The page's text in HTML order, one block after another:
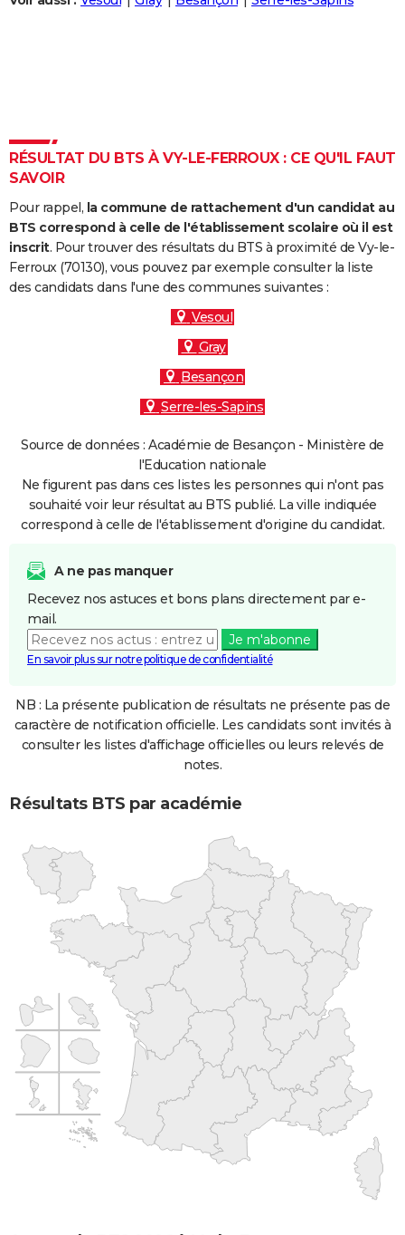
Carte de Noël
Carte Bonne année
Carte Saint-Valentin
Carte Pâques
Carte d'anniversaire
Dictionnaire
Biographies
Citations
Expressions
Proverbes
PROGRAMME TV
COPAINS D'AVANT
S'inscrire
Se connecter
Lycées
Collèges
Primaires
Universités
Entreprises
Service militaire
Avis de recherche
AVIS DE DÉCÈS
RÉSULTAT DU BTS À VY-LE-FERROUX : CE QU'IL FAUT
SAVOIR
Pour rappel, la commune de rattachement d'un candidat au
BTS correspond à celle de l'établissement scolaire où il est
inscrit. Pour trouver des résultats du BTS à proximité de Vy-le-
Ferroux (70130), vous pouvez par exemple consulter la liste
des candidats dans l'une des communes suivantes :
Vesoul
Gray
Besançon
Serre-les-Sapins
Source de données : Académie de Besançon - Ministère de
l'Education nationale
Ne figurent pas dans ces listes les personnes qui n'ont pas
souhaité voir leur résultat au BTS publié. La ville indiquée
correspond à celle de l'établissement d'origine du candidat.
A ne pas manquer
Recevez nos astuces et bons plans directement par e-
mail.
Je m'abonne
En savoir plus sur notre politique de confidentialité
NB : La présente publication de résultats ne présente pas de
caractère de notification officielle. Les candidats sont invités à
consulter les listes d'affichage officielles ou leurs relevés de
notes.
Résultats BTS par académie